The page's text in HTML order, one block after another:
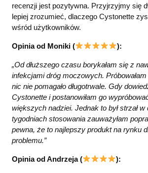
recenzji jest pozytywna. Przyjrzyjmy się
lepiej zrozumieć, dlaczego Cystonette
wśród użytkowników.
Opinia od Moniki ( ):
„Od dłuższego czasu borykałam się z
infekcjami dróg moczowych.
nic nie pomagało długotrwale. Gdy
Cystonette i postanowiłam go
większych nadziei. Jednak to był strzał
tygodniach stosowania zauważyłam
pewna, że to najlepszy produkt na rynku
problemu.”
Opinia od Andrzeja ( ):